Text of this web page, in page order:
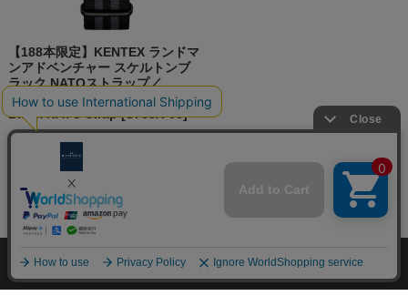
【188本限定】KENTEX ランドマ
ンアドベンチャー スケルトンブ
ラック NATOストラップ／
LANDMAN Adventure Skeleton
Black NATO strap [S763X-06]
¥59,400(税抜 ¥54,000)
プライバシーポリシー 特定商取引法に関する表示